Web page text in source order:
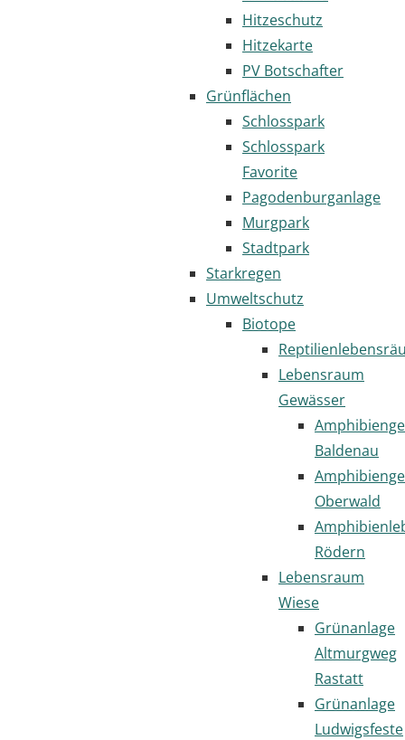
Hitzeschutz
Hitzekarte
PV Botschafter
Grünflächen
Schlosspark
Schlosspark
Favorite
Pagodenburganlage
Murgpark
Stadtpark
Starkregen
Umweltschutz
Biotope
Lebensraum
Gewässer
Baldenau
Oberwald
Rödern
Lebensraum
Wiese
Grünanlage
Altmurgweg
Rastatt
Grünanlage
Ludwigsfeste